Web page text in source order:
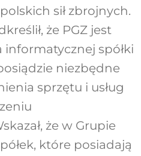
sił zbrojnych.
że PGZ jest
spółki
niezbędne
sprzętu i usług
że w Grupie
które posiadają